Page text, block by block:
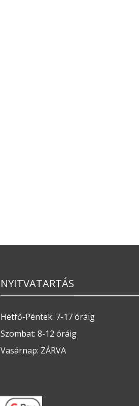
NYITVATARTÁS
Hétfő-Péntek: 7-17 óráig
Szombat: 8-12 óráig
Vasárnap: ZÁRVA